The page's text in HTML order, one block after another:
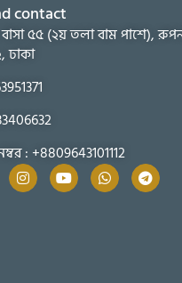
contact
৫৫ (২য় তলা বাম পাশে),
ঢাকা
: +8809643101112